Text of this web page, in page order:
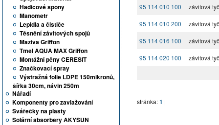
Hadicové spony
Manometr
Lepidla a čističe
Těsnění závitových spojů
Maziva Griffon
Tmel AQUA MAX Griffon
Montážní pěny CERESIT
Značkovací spray
Výstražná folie LDPE 150mikronů,
šířka 30cm, návin 250m
Nářadí
Komponenty pro zavlažování
Svářečky na plasty
Solární absorbery AKYSUN
95 114 010 100 závitová
95 114 010 200 závitová
95 114 016 100 závitová
95 114 020 100 závitová
stránka:1 |